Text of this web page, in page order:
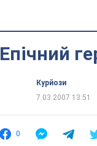
Епічний
Курйози
7.03.2007 13:51
0